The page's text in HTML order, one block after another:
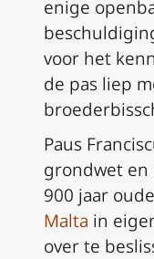
enige
voor het
de pas liep
Paus
grondwet en
900 jaar
Malta in
over te